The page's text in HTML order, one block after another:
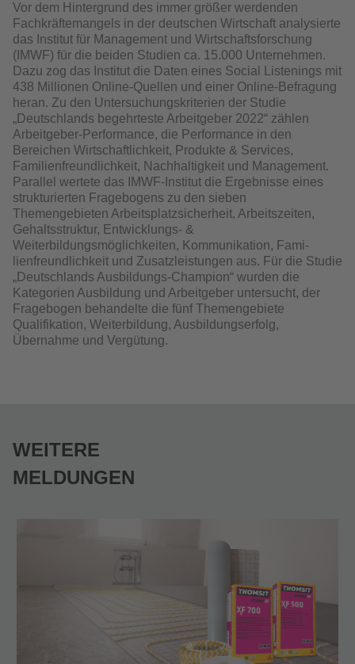
Vor dem Hintergrund des immer größer werdenden
Fachkräftemangels in der deutschen Wirtschaft analysierte
das Institut für Management und Wirtschafts­forschung
(IMWF) für die beiden Studien ca. 15.000 Unternehmen.
Dazu zog das Institut die Daten eines Social Listenings mit
438 Millionen Online-Quellen und einer Online-Befragung
heran. Zu den Untersuchungskriterien der Studie
„Deutschlands begehrteste Arbeitgeber 2022“ zählen
Arbeitgeber-Perfor­mance, die Performance in den
Bereichen Wirtschaftlichkeit, Produkte & Services,
Familienfreundlichkeit, Nachhaltigkeit und Management.
Parallel wertete das IMWF-Institut die Ergebnisse eines
strukturierten Fragebogens zu den sieben
Themengebieten Arbeitsplatzsicherheit, Arbeitszeiten,
Gehalts­struktur, Entwicklungs- &
Weiterbildungsmöglichkeiten, Kommunikation, Fami­
lienfreundlichkeit und Zusatzleistungen aus. Für die Studie
„Deutschlands Ausbildungs-Champion“ wurden die
Kategorien Ausbildung und Arbeitgeber untersucht, der
Fragebogen behandelte die fünf Themengebiete
Qualifikation, Weiterbildung, Ausbildungserfolg,
Übernahme und Vergütung.
WEITERE
MELDUNGEN